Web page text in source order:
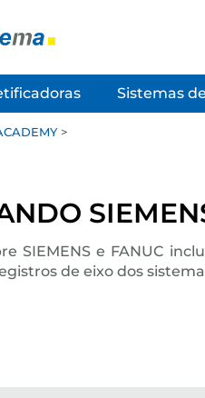
Sistemas
>
SIEMENS e FANUC
de eixo dos